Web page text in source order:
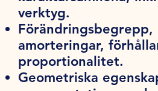
verktyg.
Förändringsbegrepp,
amorteringar,
proportionalitet.
Geometriska